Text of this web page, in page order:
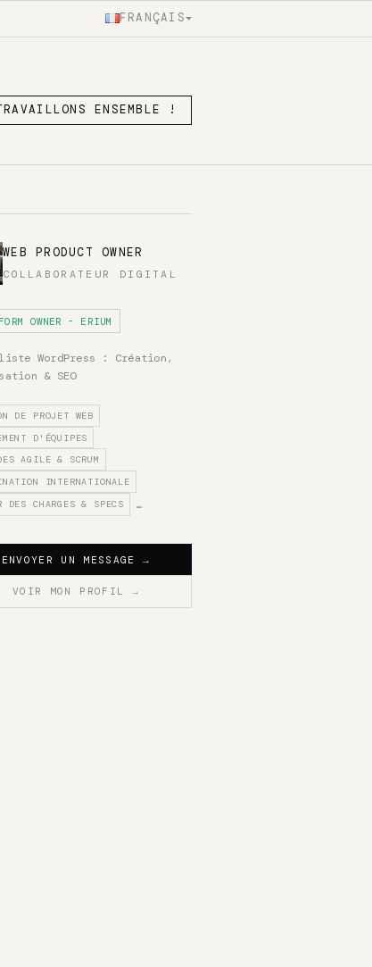
FRANÇAIS
ENSEMBLE !
WEB PRODUCT OWNER
COLLABORATEUR DIGITAL
OWNER - ERIUM
WordPress : Création,
& SEO
DE PROJET WEB
D'ÉQUIPES
AGILE & SCRUM
INTERNATIONALE
DES CHARGES & SPECS
…
ENVOYER UN MESSAGE→
VOIR MON PROFIL →